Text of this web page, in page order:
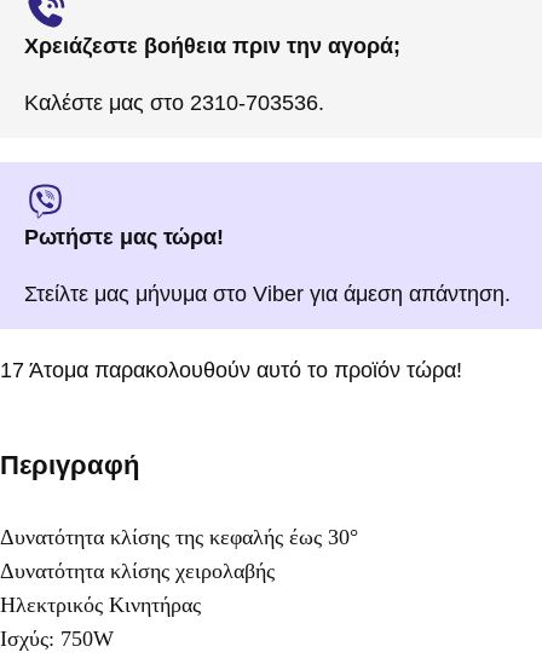
Χρειάζεστε βοήθεια πριν την αγορά;
Καλέστε μας στο 2310-703536.
Ρωτήστε μας τώρα!
Στείλτε μας μήνυμα στο Viber για άμεση απάντηση.
17 Άτομα παρακολουθούν αυτό το προϊόν τώρα!
Περιγραφή
Δυνατότητα κλίσης της κεφαλής έως 30°
Δυνατότητα κλίσης χειρολαβής
Ηλεκτρικός Κινητήρας
Ισχύς: 750W